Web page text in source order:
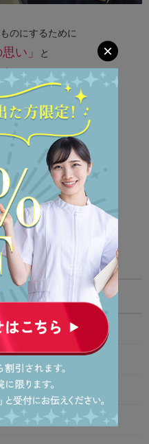
のにするために
い」 と
ールのイメージ」
ます。
しい説明で
解を深めてもらい
治療
す。
ンセリングで、
します。
画を提案します。
報
×